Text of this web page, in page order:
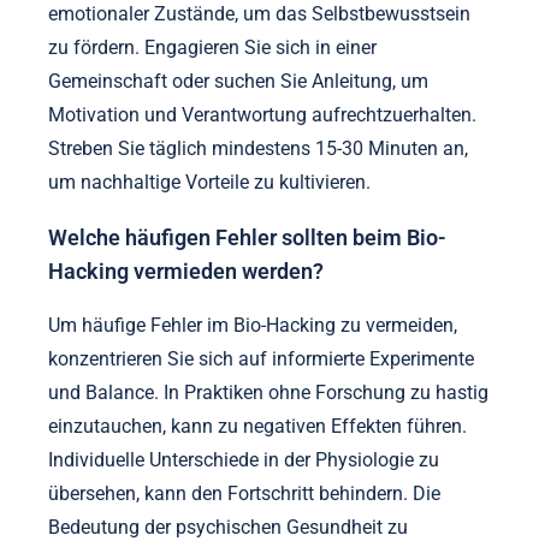
emotionaler Zustände, um das Selbstbewusstsein
zu fördern. Engagieren Sie sich in einer
Gemeinschaft oder suchen Sie Anleitung, um
Motivation und Verantwortung aufrechtzuerhalten.
Streben Sie täglich mindestens 15-30 Minuten an,
um nachhaltige Vorteile zu kultivieren.
Welche häufigen Fehler sollten beim Bio-
Hacking vermieden werden?
Um häufige Fehler im Bio-Hacking zu vermeiden,
konzentrieren Sie sich auf informierte Experimente
und Balance. In Praktiken ohne Forschung zu hastig
einzutauchen, kann zu negativen Effekten führen.
Individuelle Unterschiede in der Physiologie zu
übersehen, kann den Fortschritt behindern. Die
Bedeutung der psychischen Gesundheit zu